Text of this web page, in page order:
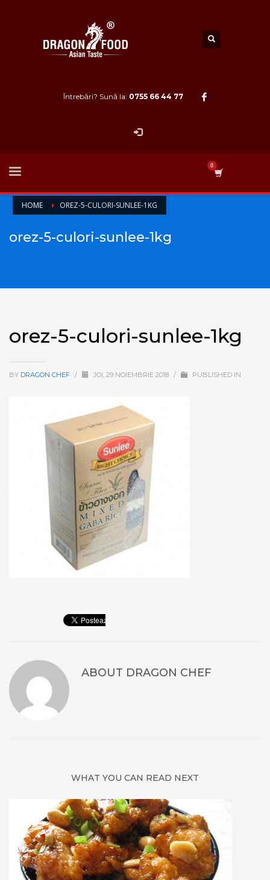
Întrebări? Sună la: 0755 66 44 77
HOME OREZ-5-CULORI-SUNLEE-1KG
orez-5-culori-sunlee-1kg
orez-5-culori-sunlee-1kg
BY DRAGON CHEF / JOI, 29 NOIEMBRIE 2018 / PUBLISHED IN
ABOUT DRAGON CHEF
WHAT YOU CAN READ NEXT